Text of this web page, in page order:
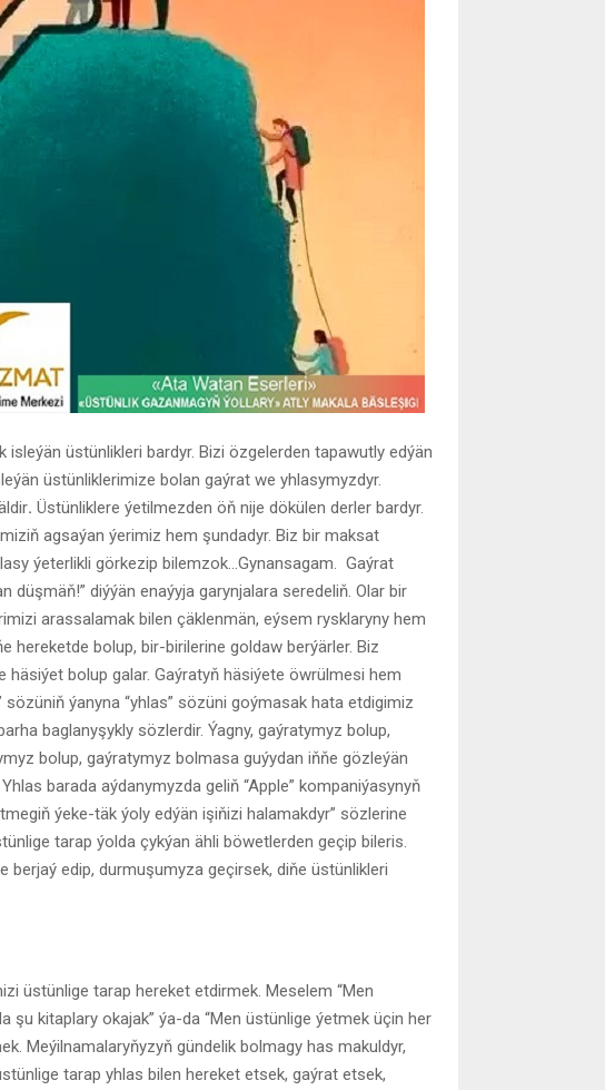
üstünlikleri bardyr. Bizi özgelerden tapawutly edýän
üstünliklerimize bolan gaýrat we yhlasymyzdyr.
. Üstünliklere ýetilmezden öň nije dökülen derler bardyr.
agsaýan ýerimiz hem şundadyr. Biz bir maksat
ýeterlikli görkezip bilemzok…Gynansagam. Gaýrat
düşmäň!” diýýän enaýyja garynjalara seredeliň. Olar bir
arassalamak bilen çäklenmän, eýsem rysklaryny hem
hereketde bolup, bir-birilerine goldaw berýärler. Biz
bolup galar. Gaýratyň häsiýete öwrülmesi hem
ýanyna “yhlas” sözüni goýmasak hata etdigimiz
baglanyşykly sözlerdir. Ýagny, gaýratymyz bolup,
bolup, gaýratymyz bolmasa guýydan iňňe gözleýän
barada aýdanymyzda geliň “Apple” kompaniýasynyň
ýeke-täk ýoly edýän işiňizi halamakdyr” sözlerine
tarap ýolda çykýan ähli böwetlerden geçip bileris.
berjaý edip, durmuşumyza geçirsek, diňe üstünlikleri
üstünlige tarap hereket etdirmek. Meselem “Men
kitaplary okajak” ýa-da “Men üstünlige ýetmek üçin her
Meýilnamalaryňyzyň gündelik bolmagy has makuldyr,
tarap yhlas bilen hereket etsek, gaýrat etsek,